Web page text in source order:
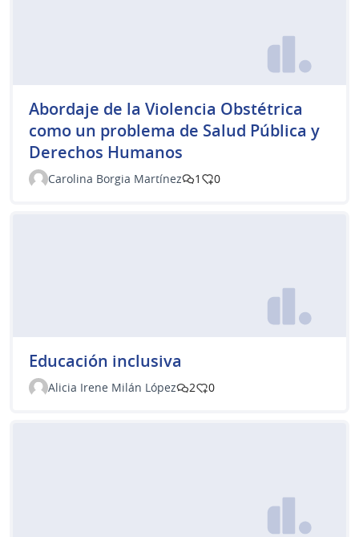
Abordaje de la Violencia Obstétrica
como un problema de Salud Pública y
Derechos Humanos
Carolina Borgia Martínez 1 0
Educación inclusiva
Alicia Irene Milán López 2 0